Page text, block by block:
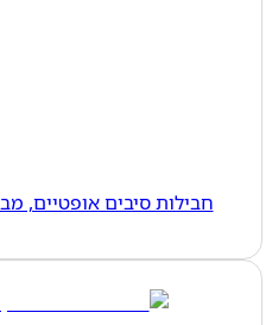
חבילות סיבים אופטיים,